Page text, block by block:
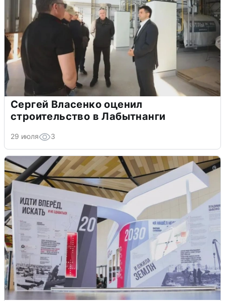
Сергей Власенко оценил
строительство в Лабытнанги
29 июля 3